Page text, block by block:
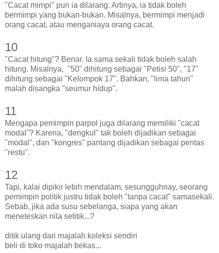
"Cacat mimpi" pun ia dilarang. Artinya, ia tidak boleh
bermimpi yang bukan-bukan. Misalnya, bermimpi menjadi
orang cacat, atau menganiaya orang cacat.
10
"Cacat hitung"? Benar. Ia sama sekali tidak boleh salah
hitung. Misalnya, "50" dihitung sebagai "Petisi 50", "17"
dihitung sebagai "Kelompok 17". Bahkan, "lima tahun"
malah disangka "seumur hidup".
11
Mengapa pemimpin parpol juga dilarang memiliki "cacat
modal"? Karena, "dengkul" tak boleh dijadikan sebagai
"modal", dan "kongres" pantang dijadikan sebagai pentas
"restu".
12
Tapi, kalai dipikir lebih mendalam, sesungguhnay, seorang
pemimpin politik justru tidak boleh "tanpa cacat" samasekali.
Sebab, jika ada susu sebelanga, siapa yang akan
meneteskan nila setitik...?
ditik ulang dari majalah koleksi sendiri
beli di toko majalah bekas...